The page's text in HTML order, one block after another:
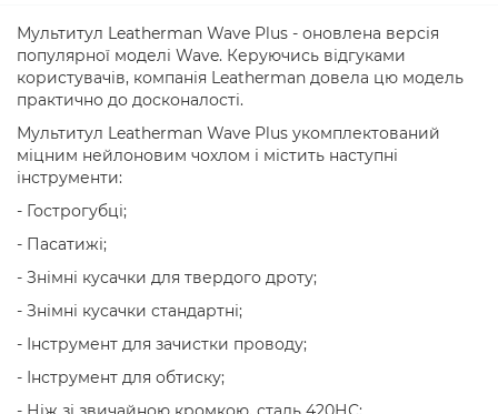
Мультитул Leatherman Wave Plus - оновлена ​​версія
популярної моделі Wave. Керуючись відгуками
користувачів, компанія Leatherman довела цю модель
практично до досконалості.
Мультитул Leatherman Wave Plus укомплектований
міцним нейлоновим чохлом і містить наступні
інструменти:
- Гострогубці;
- Пасатижі;
- Знімні кусачки для твердого дроту;
- Знімні кусачки стандартні;
- Інструмент для зачистки проводу;
- Інструмент для обтиску;